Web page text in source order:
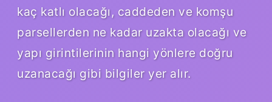
kaç katlı olacağı, caddeden ve komşu
parsellerden ne kadar uzakta olacağı ve
yapı girintilerinin hangi yönlere doğru
uzanacağı gibi bilgiler yer alır.